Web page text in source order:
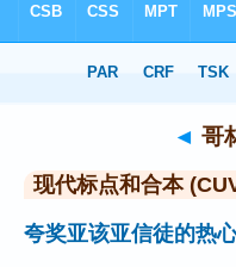
> 哥林多后书 9
◄ 哥
现代标点和合本
夸奖亚该亚信徒的热